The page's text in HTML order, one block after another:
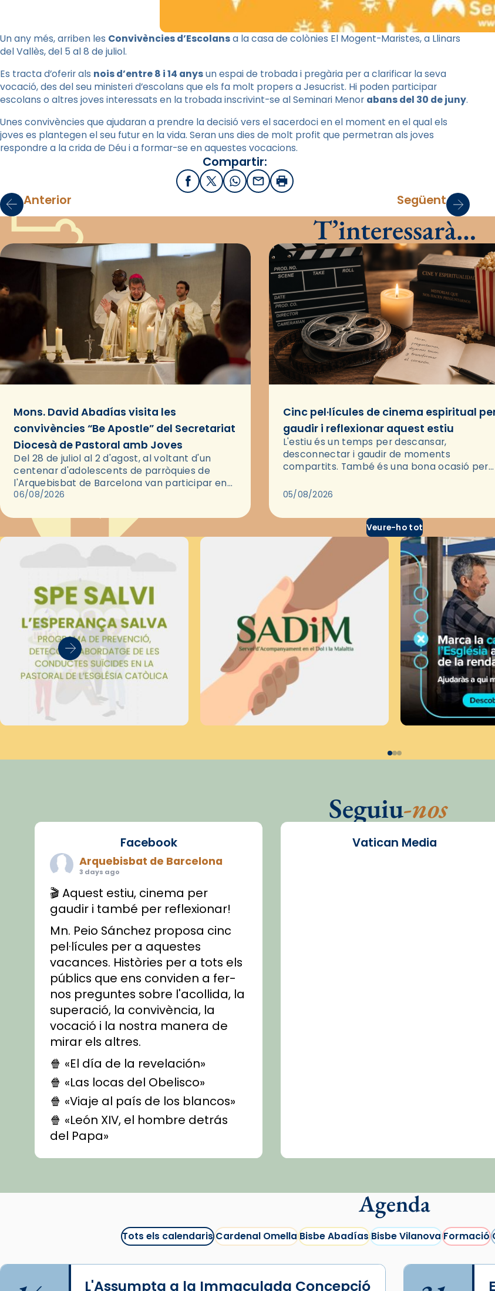
Un any més, arriben les Convivències d’Escolansa la casa de colònies El Mogent-Maristes, a Llinars
del Vallès, del 5 al 8 de juliol.
Es tracta d’oferir als nois d’entre 8 i 14 anysun espai de trobada i pregària per a clarificar la seva
vocació, des del seu ministeri d’escolans que els fa molt propers a Jesucrist. Hi poden participar
escolans o altres joves interessats en la trobada inscrivint-se al Seminari Menor abans del 30 de juny.
Unes convivències que ajudaran a prendre la decisió vers el sacerdoci en el moment en el qual els
joves es plantegen el seu futur en la vida. Seran uns dies de molt profit que permetran als joves
respondre a la crida de Déu i a formar-se en aquestes vocacions.
Compartir:
FacebookX / Twitter
WhatsApp
EmailImprimir
Anterior Següent
T’interessarà…
Mons. David Abadías visita les
convivències “Be Apostle” del Secretariat
Diocesà de Pastoral amb Joves
Del 28 de juliol al 2 d'agost, al voltant d'un
centenar d'adolescents de parròquies de
l'Arquebisbat de Barcelona van participar en
les convivències Be Apostle, organitzades pel
06/08/2026
Cinc pel·lícules de cinema espiritual
gaudir i reflexionar aquest estiu
L'estiu és un temps per descansar,
desconnectar i gaudir de moments
compartits. També és una bona ocasió per
través del cinema, reflexionar sobre les…
05/08/2026
Veure-ho tot
Seguiu-nos
Facebook
Arquebisbat de Barcelona
3 days ago
🎬 Aquest estiu, cinema per
gaudir i també per reflexionar!
Mn. Peio Sánchez proposa cinc
pel·lícules per a aquestes
vacances. Històries per a tots els
públics que ens conviden a fer-
nos preguntes sobre l'acollida, la
superació, la convivència, la
vocació i la nostra manera de
mirar els altres.
🍿 «El día de la revelación»
🍿 «Las locas del Obelisco»
🍿 «Viaje al país de los blancos»
🍿 «León XIV, el hombre detrás
del Papa»
🍿 «Las ovejas detectives»
recomanacions i prepara una
#CinemaEspiritualitual
@cinemaspiritcat
Imatge: Generada amb IA
(OpenAI)
Vatican Media
Agenda
Tots els calendarisCardenal OmellaBisbe AbadíasBisbe VilanovaFormació
L'Assumpta a la Immaculada Concepció